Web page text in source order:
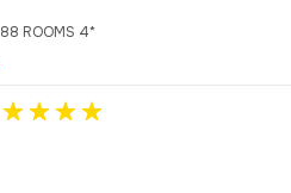
88 ROOMS 4*